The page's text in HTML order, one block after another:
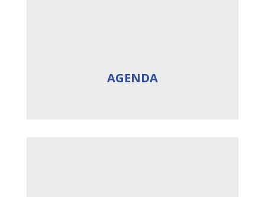
AGENDA